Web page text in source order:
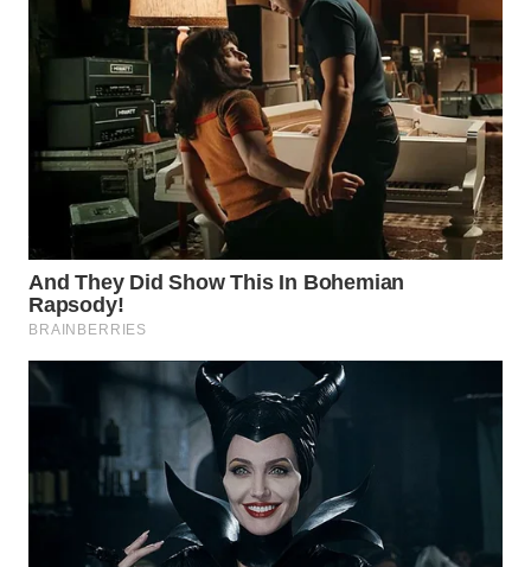
SUMEDANG
CIANJUR
WN
KEPULAUAN
SERIBU
WN